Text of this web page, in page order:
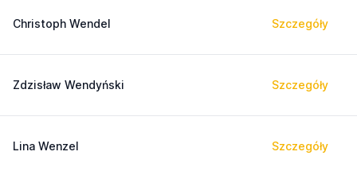
Christoph Wendel Szczegóły
Zdzisław Wendyński Szczegóły
Lina Wenzel Szczegóły